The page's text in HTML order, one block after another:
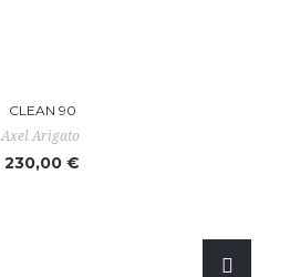
CLEAN 90
Axel Arigato
230,00 €